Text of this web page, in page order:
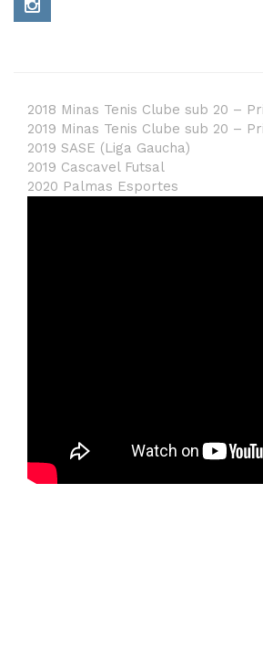
2018 Minas Tenis Clube sub 20 –
2019 Minas Tenis Clube sub 20 –
2019 SASE (Liga Gaucha)
2019 Cascavel Futsal
2020 Palmas Esportes